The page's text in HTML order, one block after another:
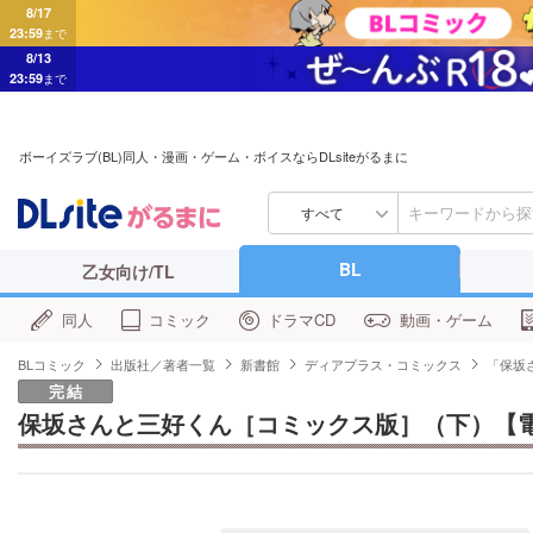
8/17
23:59まで
8/13
23:59まで
ボーイズラブ(BL)同人・漫画・ゲーム・ボイスならDLsiteがるまに
すべて
乙女向け/TL BL
同人 コミック ドラマCD 動画・ゲーム
BLコミック 出版社／著者一覧 新書館 ディアプラス・コミックス 「保
完結
保坂さんと三好くん［コミックス版］（下）【